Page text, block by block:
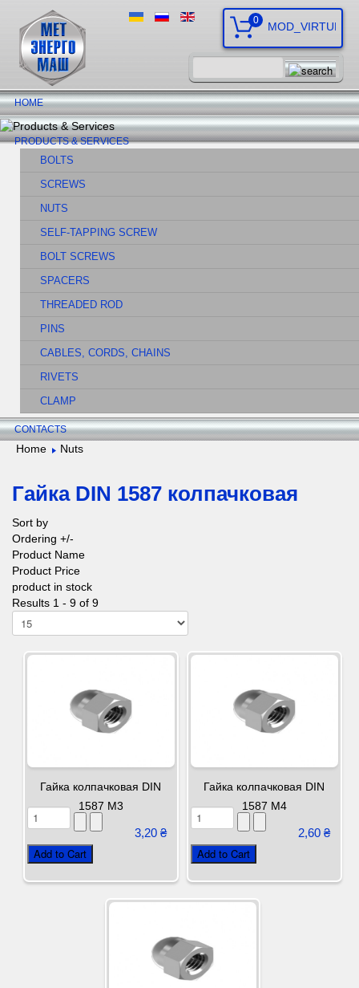
0
HOME
PRODUCTS & SERVICES
BOLTS
SCREWS
NUTS
SELF-TAPPING SCREW
BOLT SCREWS
SPACERS
THREADED ROD
PINS
CABLES, CORDS, CHAINS
RIVETS
CLAMP
CONTACTS
Home Nuts
Гайка DIN 1587 колпачковая
Sort by
Ordering +/-
Product Name
Product Price
product in stock
Results 1 - 9 of 9
Гайка колпачковая DIN
1587 М3
3,20 ₴
Гайка колпачковая DIN
1587 М4
2,60 ₴